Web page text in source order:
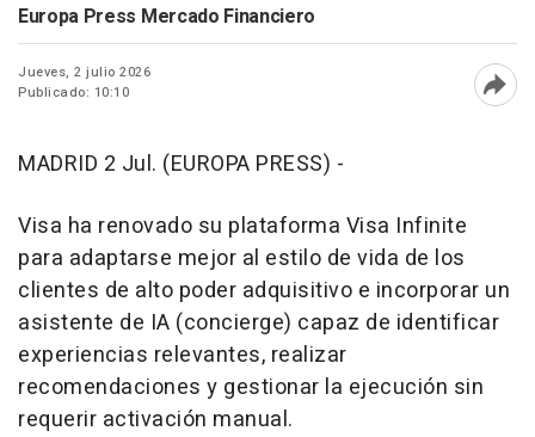
Europa Press Mercado Financiero
Jueves, 2 julio 2026
Publicado: 10:10
MADRID 2 Jul. (EUROPA PRESS) -
Visa ha renovado su plataforma Visa Infinite
para adaptarse mejor al estilo de vida de los
clientes de alto poder adquisitivo e incorporar un
asistente de IA (concierge) capaz de identificar
experiencias relevantes, realizar
recomendaciones y gestionar la ejecución sin
requerir activación manual.